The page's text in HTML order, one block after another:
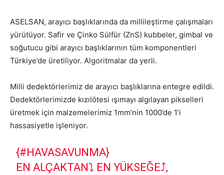
ASELSAN, arayıcı başlıklarında da millileştirme çalışmaları
yürütüyor. Safir ve Çinko Sülfür (ZnS) kubbeler, gimbal ve
soğutucu gibi arayıcı başlıklarının tüm komponentleri
Türkiye’de üretiliyor. Algoritmalar da yerli.
Milli dedektörlerimiz de arayıcı başlıklarına entegre edildi.
Dedektörlerimizde kızılötesi ışımayı algılayan pikselleri
üretmek için malzemelerimiz 1mm’nin 1000’de 1’i
hassasiyetle işleniyor.
{#HAVASAVUNMA}
EN ALÇAKTAN⤵️ EN YÜKSEĞE⤴️,